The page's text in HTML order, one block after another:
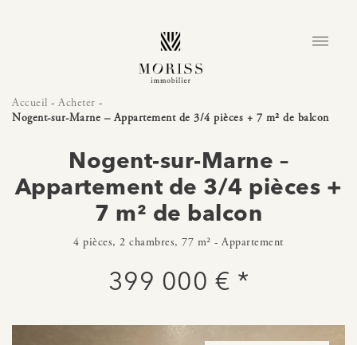
Accueil - Acheter -
Nogent-sur-Marne – Appartement de 3/4 pièces + 7 m² de balcon
Nogent-sur-Marne –
Appartement de 3/4 pièces +
7 m² de balcon
4 pièces, 2 chambres, 77 m² - Appartement
399 000 € *